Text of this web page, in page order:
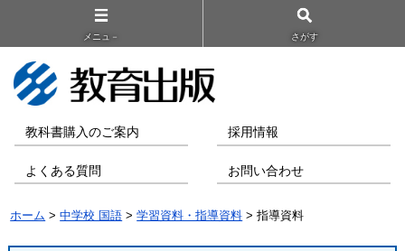
メニュ－ さがす
教科書購入のご案内 採用情報
よくある質問 お問い合わせ
ホーム >中学校 国語 >学習資料・指導資料 > 指導資料